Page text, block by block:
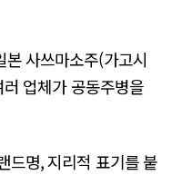
사쓰마소주(가고시
업체가 공동주병을
드명, 지리적 표기를 붙